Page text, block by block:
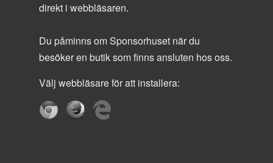
direkt i webbläsaren.
Du påminns om Sponsorhuset när du
besöker en butik som finns ansluten hos oss.
Välj webbläsare för att installera: